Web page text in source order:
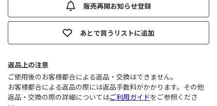
販売再開お知らせ登録
あとで買うリストに追加
返品上の注意
ご使用後のお客様都合による返品・交換はできません｡
お客様都合による返品の際には返品手数料がかかります。その他
返品・交換の際の詳細についてはご利用ガイドをご参照くださ